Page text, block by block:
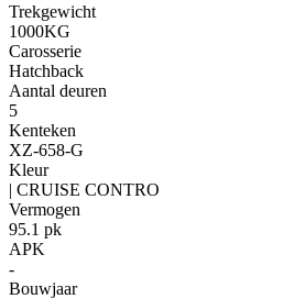
Trekgewicht
1000KG
Carosserie
Hatchback
Aantal deuren
5
Kenteken
XZ-658-G
Kleur
| CRUISE CONTRO
Vermogen
95.1 pk
APK
-
Bouwjaar